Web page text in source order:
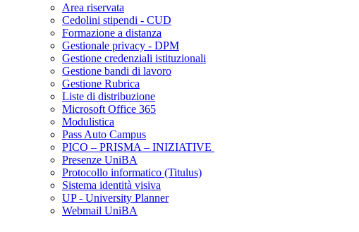
Area riservata
Cedolini stipendi - CUD
Formazione a distanza
Gestionale privacy - DPM
Gestione credenziali istituzionali
Gestione bandi di lavoro
Gestione Rubrica
Liste di distribuzione
Microsoft Office 365
Modulistica
Pass Auto Campus
PICO – PRISMA – INIZIATIVE
Presenze UniBA
Protocollo informatico (Titulus)
Sistema identità visiva
UP - University Planner
Webmail UniBA